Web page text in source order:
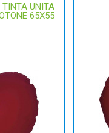
TINTA UNITA
65X55